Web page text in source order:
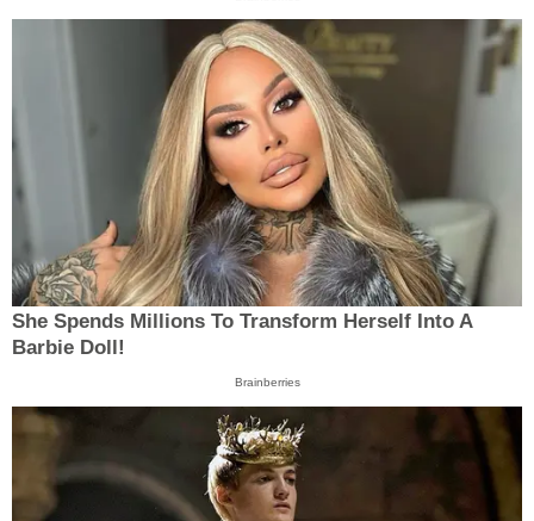
She Spends Millions To Transform Herself Into A
Barbie Doll!
Brainberries